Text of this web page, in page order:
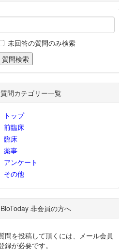
未回答の質問のみ検索
質問カテゴリー一覧
トップ
前臨床
臨床
薬事
アンケート
その他
BioToday 非会員の方へ
問を投稿して頂くには、メール会員
録が必要です。